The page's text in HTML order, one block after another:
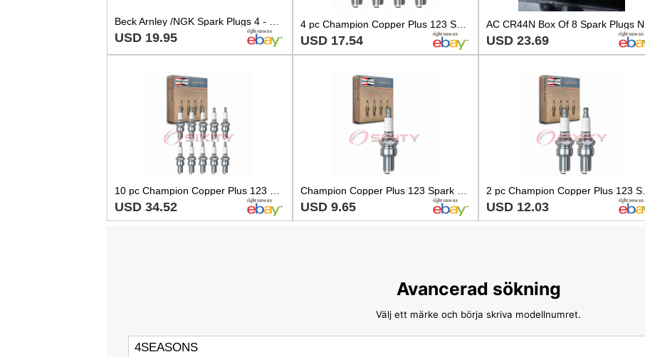
USD 19.95
4 pc Champion Copper Plus 123 Spark Plugs for WR9CC WR9C WR7CE W16ESRU fo
USD 17.54 USD 23.69
USD 34.52 USD 9.65 USD 12.03
Avancerad sökning
Välj ett märke och börja skriva modellnumret.